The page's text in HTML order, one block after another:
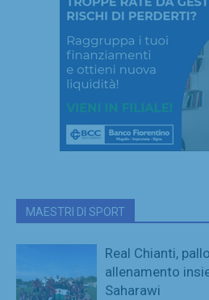
MAESTRI DI SPORT
Real Chianti,
allenamento
Saharawi